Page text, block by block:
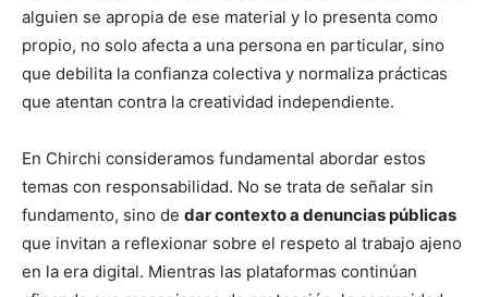
alguien se apropia de ese material y lo presenta como
propio, no solo afecta a una persona en particular, sino
que debilita la confianza colectiva y normaliza prácticas
que atentan contra la creatividad independiente.
En Chirchi consideramos fundamental abordar estos
temas con responsabilidad. No se trata de señalar sin
fundamento, sino de dar contexto a denuncias públicas
que invitan a reflexionar sobre el respeto al trabajo ajeno
en la era digital. Mientras las plataformas continúan